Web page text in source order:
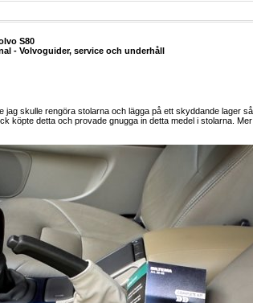
S80
- Volvoguider, service och underhåll
skulle rengöra stolarna och lägga på ett skyddande lager
köpte detta och provade gnugga in detta medel i stolarna.